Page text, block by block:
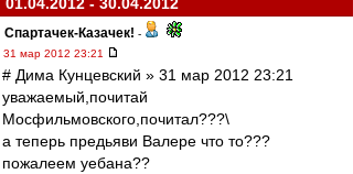
01.04.2012 - 30.04.2012
Спартачек-Казачек! -
31 мар 2012 23:21
# Дима Кунцевский » 31 мар 2012 23:21
уважаемый,почитай
Мосфильмовского,почитал???\
а теперь предьяви Валере что то???
пожалеем уебана??